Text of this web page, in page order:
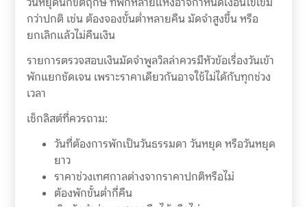
กว่าปกติ เช่น ต้องจองขั้นต่ำหลายคืน มัดจำสูงขึ้น หรือ
ยกเลิกแล้วไม่คืนเงิน
รายการตรวจสอบเงินมัดจำพูลวิลล่าควรมีหัวข้อเรื่องวันเข้า
พักแยกชัดเจน เพราะราคาเดียวกันอาจใช้ไม่ได้กับทุกช่วง
เวลา
เช็กลิสต์ที่ควรถาม:
วันที่ต้องการพักเป็นวันธรรมดา วันหยุด หรือวันหยุด
ยาว
ราคาช่วงเทศกาลต่างจากราคาปกติหรือไม่
ต้องพักขั้นต่ำกี่คืน